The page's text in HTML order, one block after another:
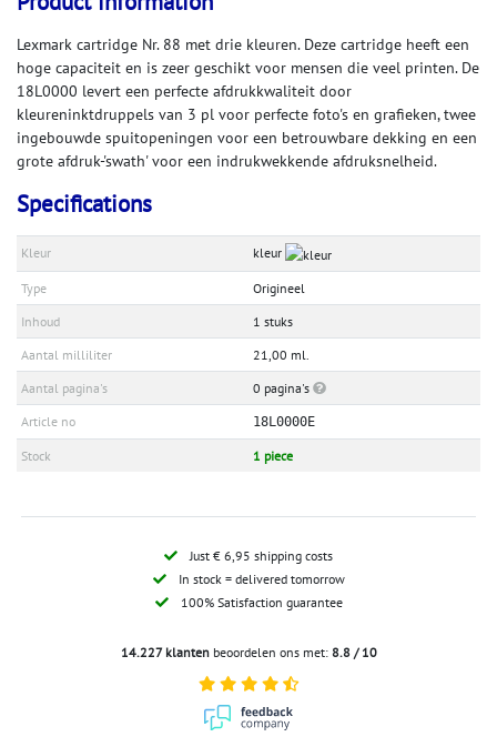
Lexmark cartridge Nr. 88 met drie kleuren. Deze cartridge heeft een
hoge capaciteit en is zeer geschikt voor mensen die veel printen. De
18L0000 levert een perfecte afdrukkwaliteit door
kleureninktdruppels van 3 pl voor perfecte foto's en grafieken, twee
ingebouwde spuitopeningen voor een betrouwbare dekking en een
grote afdruk-'swath' voor een indrukwekkende afdruksnelheid.
Specifications
Kleur kleur
Type
Origineel
Inhoud
1 stuks
Aantal milliliter
21,00 ml.
Aantal pagina's
0 pagina's
Article no
18L0000E
Stock 1 piece
Just € 6,95 shipping costs
In stock = delivered tomorrow
100% Satisfaction guarantee
14.227 klantenbeoordelen ons met: 8.8 / 10